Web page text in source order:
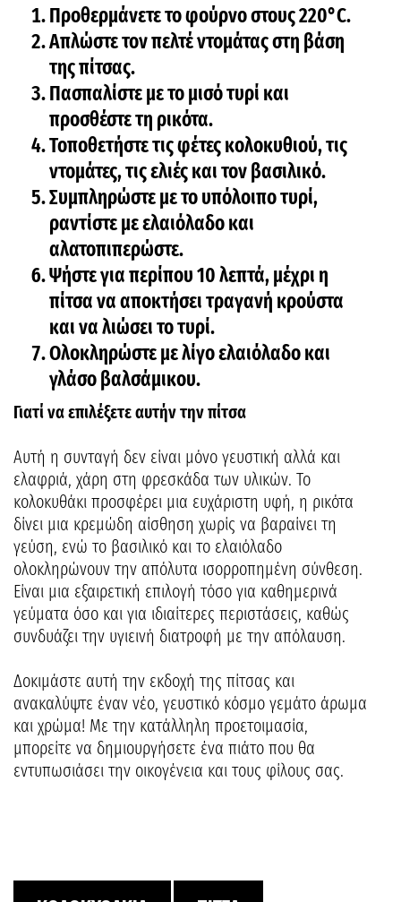
Προθερμάνετε το φούρνο στους 220°C.
Απλώστε τον πελτέ ντομάτας στη βάση
της πίτσας.
Πασπαλίστε με το μισό τυρί και
προσθέστε τη ρικότα.
Τοποθετήστε τις φέτες κολοκυθιού, τις
ντομάτες, τις ελιές και τον βασιλικό.
Συμπληρώστε με το υπόλοιπο τυρί,
ραντίστε με ελαιόλαδο και
αλατοπιπερώστε.
Ψήστε για περίπου 10 λεπτά, μέχρι η
πίτσα να αποκτήσει τραγανή κρούστα
και να λιώσει το τυρί.
Ολοκληρώστε με λίγο ελαιόλαδο και
γλάσο βαλσάμικου.
Γιατί να επιλέξετε αυτήν την πίτσα
Αυτή η συνταγή δεν είναι μόνο γευστική αλλά και
ελαφριά, χάρη στη φρεσκάδα των υλικών. Το
κολοκυθάκι προσφέρει μια ευχάριστη υφή, η ρικότα
δίνει μια κρεμώδη αίσθηση χωρίς να βαραίνει τη
γεύση, ενώ το βασιλικό και το ελαιόλαδο
ολοκληρώνουν την απόλυτα ισορροπημένη σύνθεση.
Είναι μια εξαιρετική επιλογή τόσο για καθημερινά
γεύματα όσο και για ιδιαίτερες περιστάσεις, καθώς
συνδυάζει την υγιεινή διατροφή με την απόλαυση.
Δοκιμάστε αυτή την εκδοχή της πίτσας και
ανακαλύψτε έναν νέο, γευστικό κόσμο γεμάτο άρωμα
και χρώμα! Με την κατάλληλη προετοιμασία,
μπορείτε να δημιουργήσετε ένα πιάτο που θα
εντυπωσιάσει την οικογένεια και τους φίλους σας.